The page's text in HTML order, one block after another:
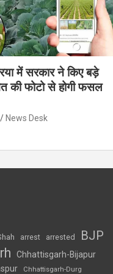
में सरकार ने किए बड़े
की फोटो से होगी फसल
News Desk
arrest arrested BJP
Chhattisgarh-Bijapur
Chhattisgarh-Durg